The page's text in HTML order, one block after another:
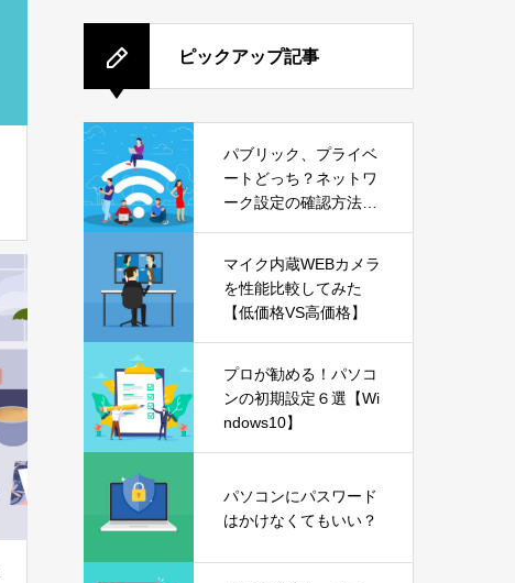
ピックアップ記事
パブリック、プライベ
ートどっち？ネットワ
ーク設定の確認方法も
マイク内蔵WEBカメラ
を性能比較してみた
【低価格VS高価格】
プロが勧める！パソコ
ンの初期設定６選【Wi
ndows10】
パソコンにパスワード
はかけなくてもいい？